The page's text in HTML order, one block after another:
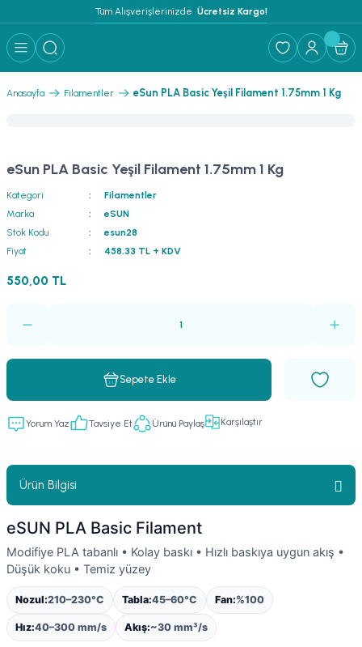
Tüm Alışverişlerinizde Ücretsiz Kargo!
Anasayfa Filamentler eSun PLA Basic Yeşil Filament 1.75mm 1 Kg
eSun PLA Basic Yeşil Filament 1.75mm 1 Kg
Kategori
Filamentler
Marka
eSUN
Stok Kodu
esun28
Fiyat
458,33 TL + KDV
550,00 TL
Sepete Ekle
Yorum Yaz Tavsiye Et Ürünü Paylaş Karşılaştır
Ürün Bilgisi
eSUN PLA Basic Filament
Modifiye PLA tabanlı • Kolay baskı • Hızlı baskıya uygun akış •
Düşük koku • Temiz yüzey
Nozul:210–230°C Tabla:45–60°C Fan:%100
Hız:40–300 mm/s Akış:~30 mm³/s